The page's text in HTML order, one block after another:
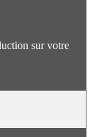
sur votre